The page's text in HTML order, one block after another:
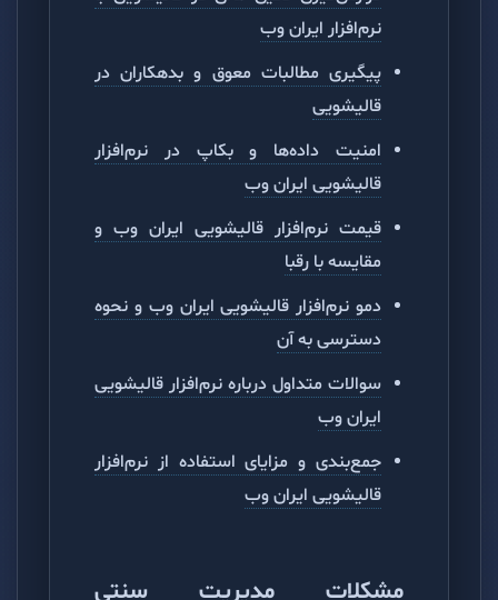
نرم‌افزار ایران وب
پیگیری مطالبات معوق و بدهکاران در
قالیشویی
امنیت داده‌ها و بکاپ در نرم‌افزار
قالیشویی ایران وب
قیمت نرم‌افزار قالیشویی ایران وب و
مقایسه با رقبا
دمو نرم‌افزار قالیشویی ایران وب و نحوه
دسترسی به آن
سوالات متداول درباره نرم‌افزار قالیشویی
ایران وب
جمع‌بندی و مزایای استفاده از نرم‌افزار
قالیشویی ایران وب
مشکلات مدیریت سنتی